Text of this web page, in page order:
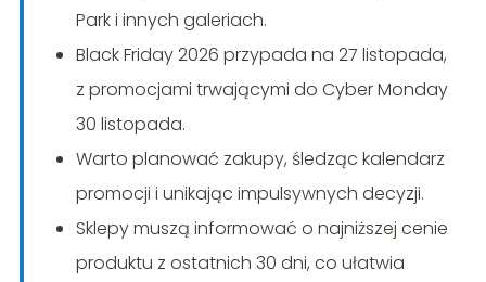
Park i innych galeriach.
Black Friday 2026 przypada na 27 listopada,
z promocjami trwającymi do Cyber Monday
30 listopada.
Warto planować zakupy, śledząc kalendarz
promocji i unikając impulsywnych decyzji.
Sklepy muszą informować o najniższej cenie
produktu z ostatnich 30 dni, co ułatwia